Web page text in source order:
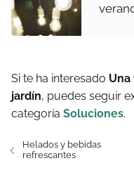
Si te ha interesado
jardín, puedes seguir
categoría Soluciones.
Helados y bebidas
refrescantes